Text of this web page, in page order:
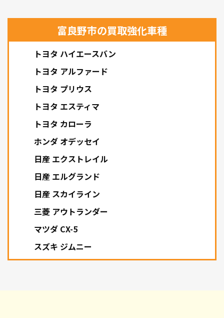
富良野市の買取強化車種
トヨタ ハイエースバン
トヨタ アルファード
トヨタ プリウス
トヨタ エスティマ
トヨタ カローラ
ホンダ オデッセイ
日産 エクストレイル
日産 エルグランド
日産 スカイライン
三菱 アウトランダー
マツダ CX-5
スズキ ジムニー